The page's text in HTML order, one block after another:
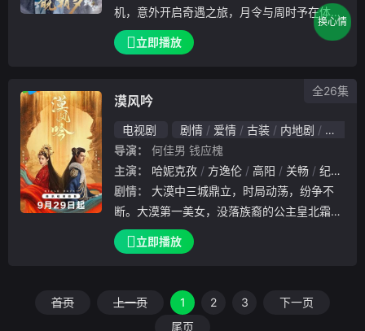
机，意外开启奇遇之旅，月令与周时予在体验
结束即开局的游戏规则中“打怪升级”，两人相
互扶持，携手同行。
立即播放
漠风吟
电视剧 剧情 爱情 古装 内地剧
内地
导演：
何佳男 钱应槐
主演：
哈妮克孜 方逸伦 高阳 关畅 纪凌尘
剧情：
断。大漠第一美女，没落族裔的公主皇北霜阴
差阳错成为厄娜泣和亲使者，前往云沛城和亲
。途中与大漠三个呼风唤雨的男人产生交集，
立即播放
全26集
首页 上一页 1 2 3
下一页
尾页
换心情